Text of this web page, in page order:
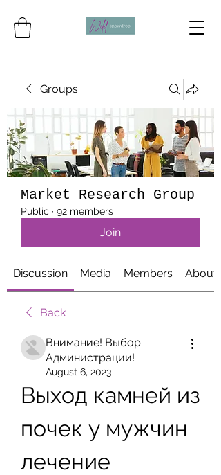
Groups
Market Research Group
Public · 92 members
Join
Discussion Media Members About
Back
Внимание! Выбор
Администрации!
August 6, 2023
Выход камней из
почек у мужчин
лечение